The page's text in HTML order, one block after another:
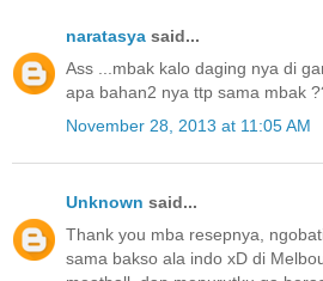
naratasya said...
Ass ...mbak kalo daging nya di
apa bahan2 nya ttp sama mbak
November 28, 2013 at 11:05 AM
Unknown said...
Thank you mba resepnya,
sama bakso ala indo xD di